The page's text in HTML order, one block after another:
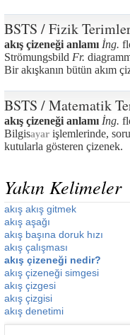
BSTS / Fizik
akış çizeneği anlamı İng.
Strömungsbild Fr.
Bir akışkanın bütün akım
BSTS / Matematik
akış çizeneği anlamı İng.
Bilgisayar işlemlerinde,
kutularla gösteren çizenek.
Yakın Kelimeler
akış akış gitmek
akış aşağı
akış başına doruk hızı
akış çalışması
akış çizeneği nedir?
akış çizeneği simgesi
akış çizgesi
akış çizgisi
akış denetimi